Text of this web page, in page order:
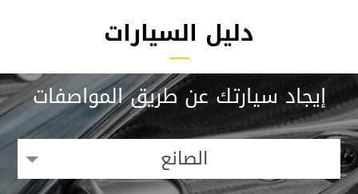
دليل السيارات
إيجاد سيارتك عن طريق المواصفات
الصانع